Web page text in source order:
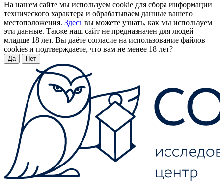
На нашем сайте мы используем cookie для сбора информации
технического характера и обрабатываем данные вашего
местоположения. Здесь вы можете узнать, как мы используем
эти данные. Также наш сайт не предназначен для людей
младше 18 лет. Вы даёте согласие на использование файлов
cookies и подтверждаете, что вам не менее 18 лет?
Да Нет